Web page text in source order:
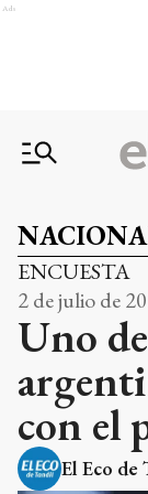
Ads
ENCUESTA
2 de julio de
Uno
con el
El Eco de